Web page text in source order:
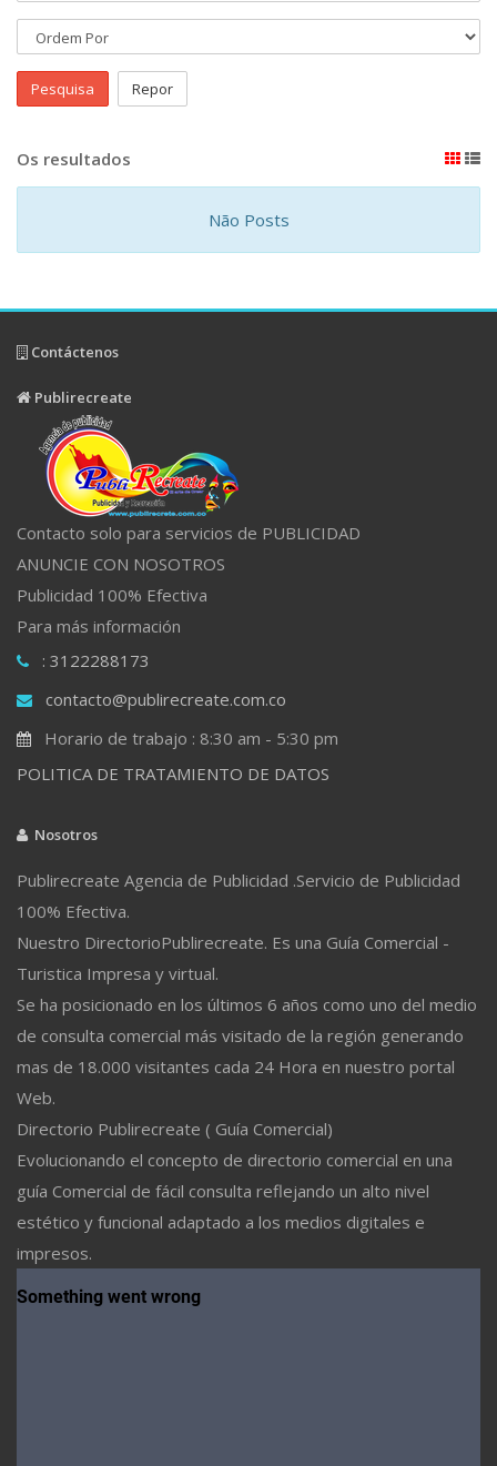
Pesquisa Repor
Os resultados
Não Posts
Contáctenos
Publirecreate
Contacto solo para servicios de PUBLICIDAD
ANUNCIE CON NOSOTROS
Publicidad 100% Efectiva
Para más información
: 3122288173
contacto@publirecreate.com.co
Horario de trabajo : 8:30 am - 5:30 pm
POLITICA DE TRATAMIENTO DE DATOS
Nosotros
Publirecreate Agencia de Publicidad .Servicio de Publicidad
100% Efectiva.
Nuestro DirectorioPublirecreate. Es una Guía Comercial -
Turistica Impresa y virtual.
Se ha posicionado en los últimos 6 años como uno del medio
de consulta comercial más visitado de la región generando
mas de 18.000 visitantes cada 24 Hora en nuestro portal
Web.
Directorio Publirecreate ( Guía Comercial)
Evolucionando el concepto de directorio comercial en una
guía Comercial de fácil consulta reflejando un alto nivel
estético y funcional adaptado a los medios digitales e
impresos.